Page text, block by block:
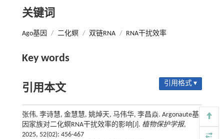
关键词
Ago基因 / 二化螟 / 双链RNA / RNA干扰效率
Key words
引用本文 引用格式 ▾
张伟, 李诗慧, 金慧慧, 姚焯天, 马伟华, 李昌焱. Argonaute基
因家族对二化螟RNA干扰效率的影响[J]. 植物保护学报,
2025, 52(02): 456-467